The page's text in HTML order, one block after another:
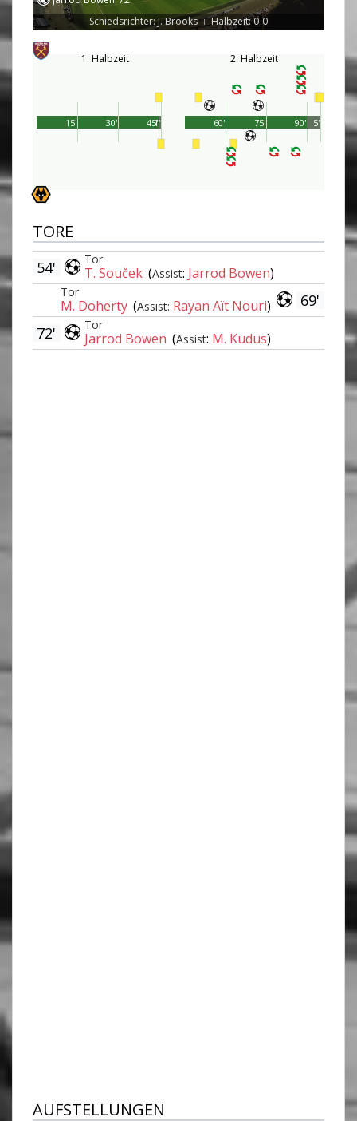
Schiedsrichter: J. Brooks | Halbzeit: 0-0
1. Halbzeit
45'
15' 30' 1'
2. Halbzeit
90'
60' 75' 5'
TORE
Tor
T. Souček (Assist: Jarrod Bowen)
54'
69'
Tor
M. Doherty (Assist: Rayan Aït Nouri)
Tor
Jarrod Bowen (Assist: M. Kudus)
72'
AUFSTELLUNGEN